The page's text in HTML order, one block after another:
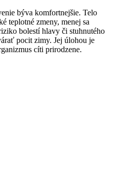
býva komfortnejšie. Telo
teplotné zmeny, menej sa
bolestí hlavy či stuhnutého
pocit zimy. Jej úlohou je
cíti prirodzene.